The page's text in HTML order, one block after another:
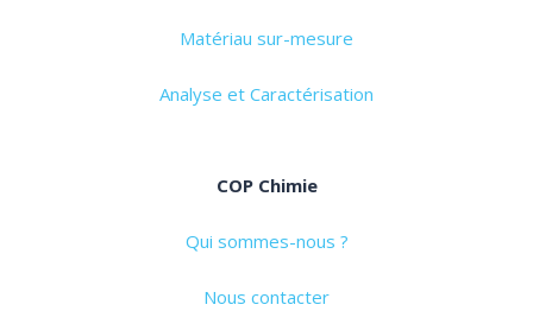
Matériau sur-mesure
Analyse et Caractérisation
COP Chimie
Qui sommes-nous ?
Nous contacter